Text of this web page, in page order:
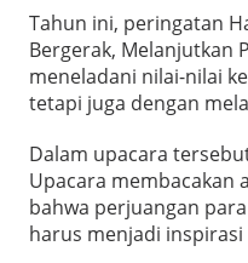
u
a
n
g
P
r
a
P
a
Tahun ini, peringatan
Bergerak, Melanjutkan
meneladani nilai-nilai
tetapi juga dengan
Dalam upacara
Upacara membacakan
bahwa perjuangan
harus menjadi